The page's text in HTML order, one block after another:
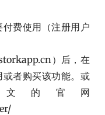
费使用（注册用户
）后，在
者购买该功能。或
的官网